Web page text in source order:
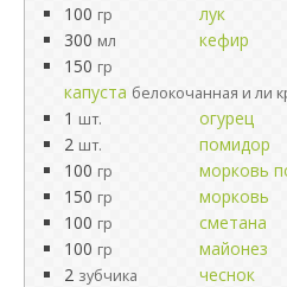
100 гр
лук
300 мл
кефир
150 гр
капуста белокочанная и ли
1 шт.
огурец
2 шт.
помидор
100 гр
морковь
150 гр
морковь
100 гр
сметана
100 гр
майонез
2 зубчика чеснок